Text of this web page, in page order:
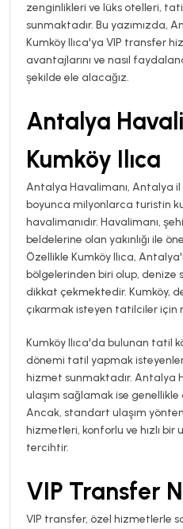
zenginlikleri ve lüks otelleri,
sunmaktadır. Bu yazımızda,
Kumköy Ilıca'ya VIP transfer
avantajlarını ve nasıl
şekilde ele alacağız.
Antalya
Kumköy Ilıca
Antalya Havalimanı, Antalya il
boyunca milyonlarca turistin
havalimanıdır. Havalimanı,
beldelerine olan yakınlığı ile
Özellikle Kumköy Ilıca,
bölgelerinden biri olup, denize
dikkat çekmektedir. Kumköy,
çıkarmak isteyen tatilciler için
Kumköy Ilıca'da bulunan tatil
dönemi tatil yapmak
hizmet sunmaktadır. Antalya
ulaşım sağlamak ise
Ancak, standart ulaşım
hizmetleri, konforlu ve hızlı
tercihtir.
VIP Transfer
VIP transfer, özel hizmetlerle